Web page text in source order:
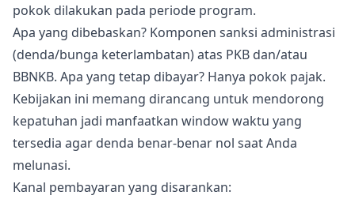
pokok dilakukan pada periode program.
Apa yang dibebaskan? Komponen sanksi administrasi
(denda/bunga keterlambatan) atas PKB dan/atau
BBNKB. Apa yang tetap dibayar? Hanya pokok pajak.
Kebijakan ini memang dirancang untuk mendorong
kepatuhan jadi manfaatkan window waktu yang
tersedia agar denda benar-benar nol saat Anda
melunasi.
Kanal pembayaran yang disarankan: